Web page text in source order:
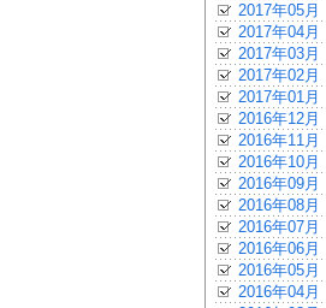
2017年05月
2017年04月
2017年03月
2017年02月
2017年01月
2016年12月
2016年11月
2016年10月
2016年09月
2016年08月
2016年07月
2016年06月
2016年05月
2016年04月